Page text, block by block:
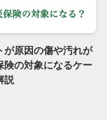
が原因の傷や汚れが
険の対象になるケー
説